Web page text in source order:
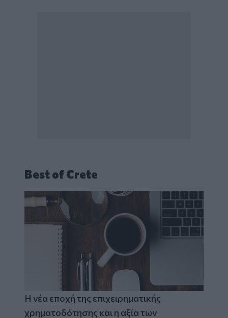
Best of Crete
Η νέα εποχή της επιχειρηματικής
χρηματοδότησης και η αξία των